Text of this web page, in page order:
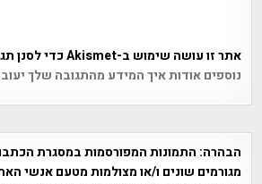
אתר זו עושה שימוש ב-Akismet כדי לסנן תגובות זבל.
נוספים אודות איך המידע מהתגובה שלך
הבהרה: התמונות המפורסמות במסגרת
מגורמים שונים ו/או מצולמות מטעם אנשי